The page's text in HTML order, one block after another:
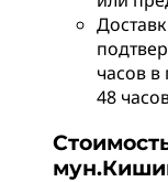
часов
48